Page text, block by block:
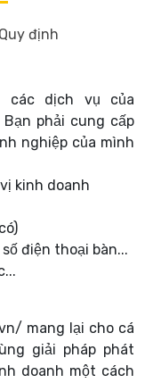
Quy định
dịch vụ của
phải cung cấp
nghiệp của mình
kinh doanh
điện thoại bàn...
mang lại cho cá
giải pháp phát
doanh một cách